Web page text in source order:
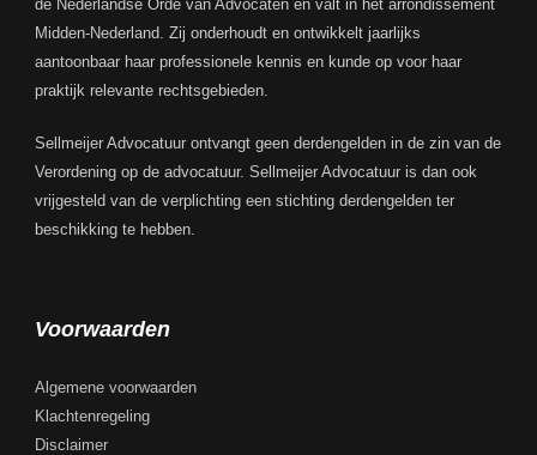
de Nederlandse Orde van Advocaten en valt in het arrondissement
Midden-Nederland. Zij onderhoudt en ontwikkelt jaarlijks
aantoonbaar haar professionele kennis en kunde op voor haar
praktijk relevante rechtsgebieden.
Sellmeijer Advocatuur ontvangt geen derdengelden in de zin van de
Verordening op de advocatuur. Sellmeijer Advocatuur is dan ook
vrijgesteld van de verplichting een stichting derdengelden ter
beschikking te hebben.
Voorwaarden
Algemene voorwaarden
Klachtenregeling
Disclaimer